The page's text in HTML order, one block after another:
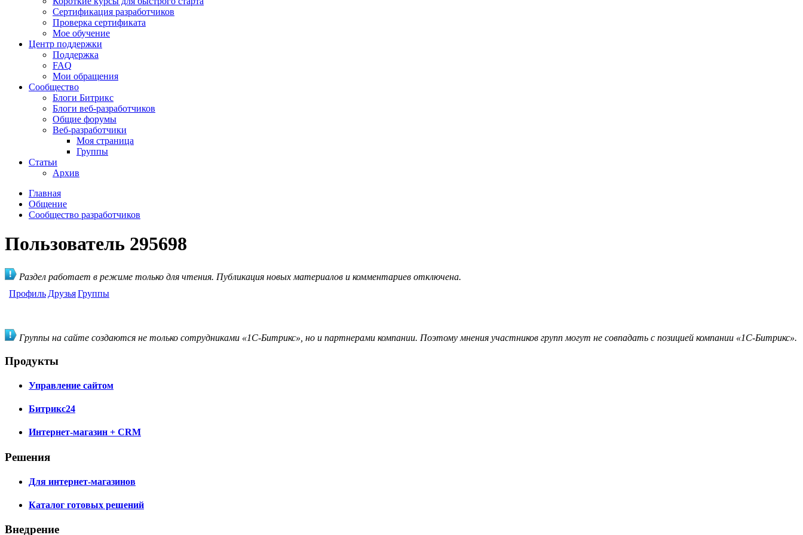
Сертификация разработчиков
Проверка сертификата
Мое обучение
Центр поддержки
Поддержка
FAQ
Мои обращения
Сообщество
Блоги Битрикс
Блоги веб-разработчиков
Общие форумы
Веб-разработчики
Моя страница
Группы
Статьи
Архив
Главная
Общение
Сообщество разработчиков
Пользователь 295698
Раздел работает в режиме только для чтения. Публикация новых материалов и комментариев отключена.
Профиль ДрузьяГруппы
Группы на сайте создаются не только сотрудниками «1С-Битрикс», но и партнерами компании. Поэтому мнения участников групп могут не совпадать с позицией компании «1С-Битрикс».
Продукты
Управление сайтом
Битрикс24
Интернет-магазин + CRM
Решения
Для интернет-магазинов
Каталог готовых решений
Внедрение